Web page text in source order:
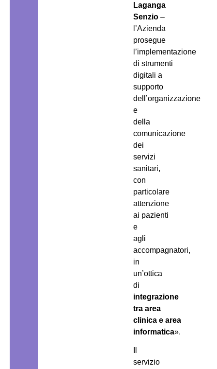
Laganga
Senzio –
l’Azienda
prosegue
l’implementazione
di strumenti
digitali a
supporto
dell’organizzazione
e
della
comunicazione
dei
servizi
sanitari,
con
particolare
attenzione
ai pazienti
e
agli
accompagnatori,
in
un’ottica
di
integrazione
tra area
clinica e area
informatica».
servizio